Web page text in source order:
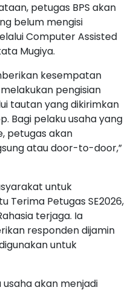
petugas BPS akan
belum mengisi
Computer Assisted
Mugiya.
kesempatan
pengisian
tautan yang dikirimkan
Bagi pelaku usaha yang
petugas akan
atau door-to-door,”
untuk
Terima Petugas SE2026,
terjaga. Ia
responden dijamin
untuk
akan menjadi